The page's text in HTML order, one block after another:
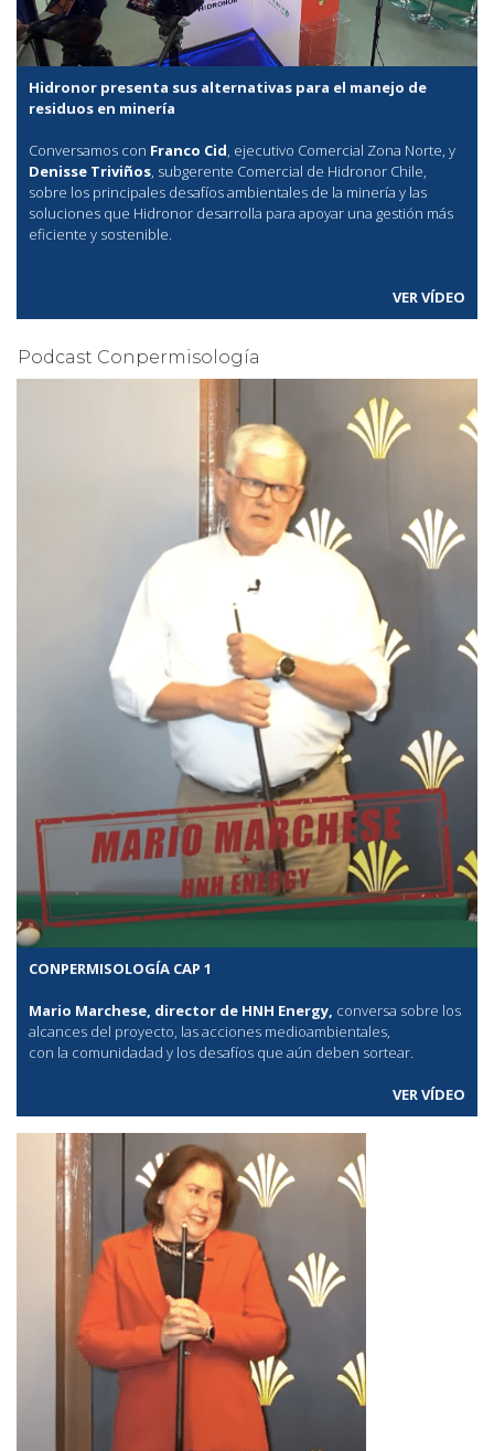
Hidronor presenta sus alternativas para el manejo de
residuos en minería
Conversamos con Franco Cid, ejecutivo Comercial Zona Norte, y
Denisse Triviños, subgerente Comercial de Hidronor Chile,
sobre los principales desafíos ambientales de la minería y las
soluciones que Hidronor desarrolla para apoyar una gestión más
eficiente y sostenible.
VER VÍDEO
Podcast Conpermisología
CONPERMISOLOGÍA CAP 1
Mario Marchese, director de HNH Energy, conversa sobre los
alcances del proyecto, las acciones medioambientales,
con la comunidadad y los desafíos que aún deben sortear.
VER VÍDEO